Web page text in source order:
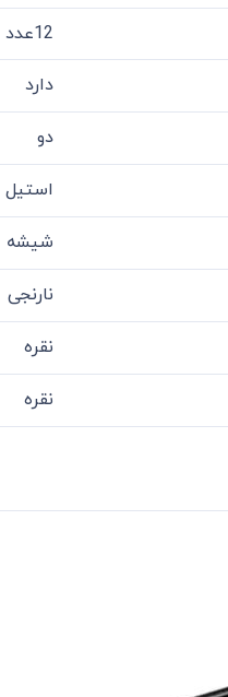
12عدد
دارد
دو
استیل
شیشه
نارنجی
نقره
نقره